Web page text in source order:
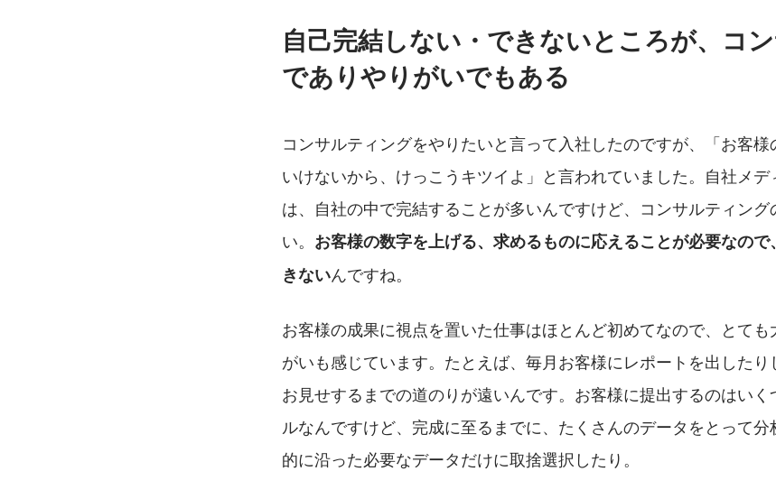
自己完結しない・できないところが、コ
でありやりがいでもある
コンサルティングをやりたいと言って入社したのですが、「お客様
いけないから、けっこうキツイよ」と言われていました。自社メ
は、自社の中で完結することが多いんですけど、コンサルティン
い。 お客様の数字を上げる、求めるものに応えることが必要なの
きないんですね。
お客様の成果に視点を置いた仕事はほとんど初めてなので、とても
がいも感じています。たとえば、毎月お客様にレポートを出した
お見せするまでの道のりが遠いんです。お客様に提出するのはいく
ルなんですけど、完成に至るまでに、たくさんのデータをとって分
的に沿った必要なデータだけに取捨選択したり。